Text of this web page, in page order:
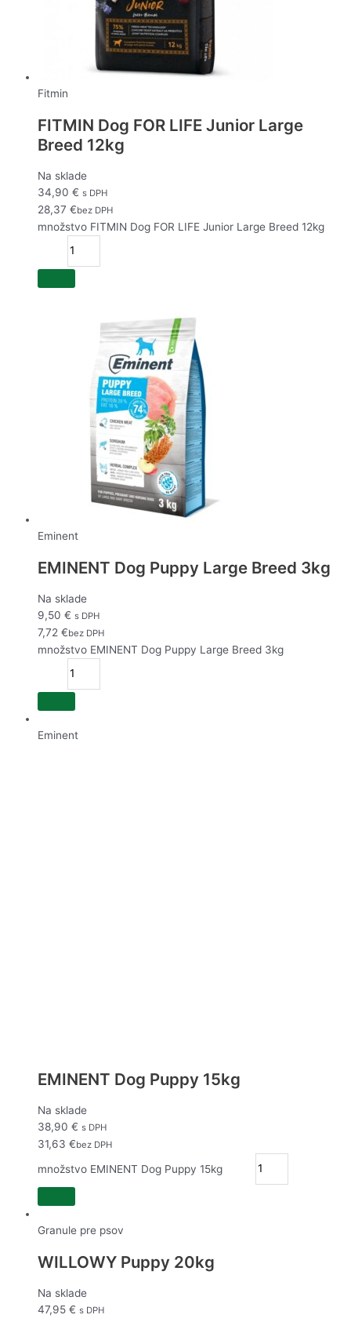
Fitmin
FITMIN Dog FOR LIFE Junior Large
Breed 12kg
Na sklade
34,90 € s DPH
28,37 €bez DPH
množstvo FITMIN Dog FOR LIFE Junior Large Breed 12kg
Eminent
EMINENT Dog Puppy Large Breed 3kg
Na sklade
9,50 € s DPH
7,72 €bez DPH
množstvo EMINENT Dog Puppy Large Breed 3kg
Eminent
EMINENT Dog Puppy 15kg
Na sklade
38,90 € s DPH
31,63 €bez DPH
množstvo EMINENT Dog Puppy 15kg
Granule pre psov
WILLOWY Puppy 20kg
Na sklade
47,95 € s DPH